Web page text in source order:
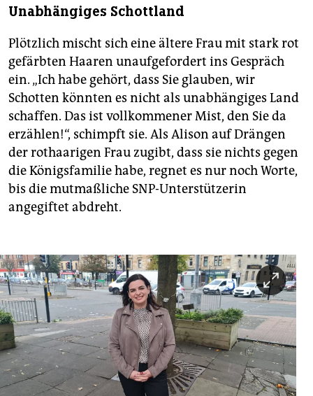
Unabhängiges Schottland
Plötzlich mischt sich eine ältere Frau mit stark rot
gefärbten Haaren unaufgefordert ins Gespräch
ein. „Ich habe gehört, dass Sie glauben, wir
Schotten könnten es nicht als unabhängiges Land
schaffen. Das ist vollkommener Mist, den Sie da
erzählen!“, schimpft sie. Als Alison auf Drängen
der rothaarigen Frau zugibt, dass sie nichts ­gegen
die Königsfamilie habe, regnet es nur noch Worte,
bis die mutmaßliche SNP-Unterstützerin
angegiftet abdreht.